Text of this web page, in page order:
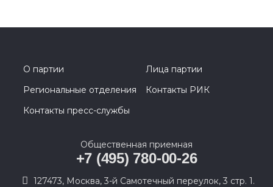
О партии
Лица партии
Региональные отделения
Контакты РИК
Контакты пресс-службы
Общественная приемная
+7 (495) 780-00-26
127473, Москва, 3-й Самотечный переулок, 3 стр. 1.